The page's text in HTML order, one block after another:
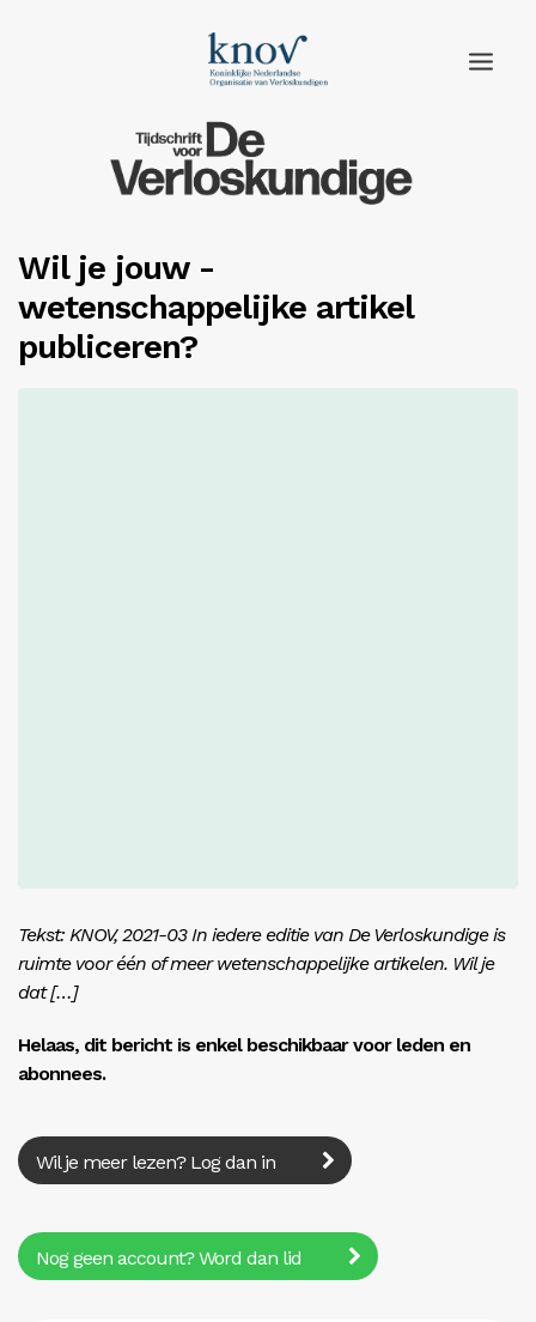
Edities
Wil je jouw ­
wetenschappelijke artikel
publiceren?
Tekst: KNOV, 2021-03 In iedere editie van De Verloskundige is
ruimte voor één of meer wetenschappelijke artikelen. Wil je
dat […]
Helaas, dit bericht is enkel beschikbaar voor leden en
abonnees.
Wil je meer lezen? Log dan in
Nog geen account? Word dan lid